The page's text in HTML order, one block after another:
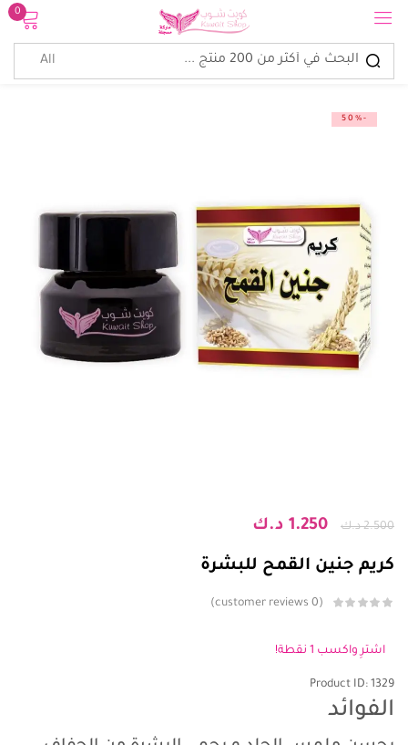
0
-50%
2.500 د.ك 1.250 د.ك
كريم جنين القمح للبشرة
0
اشترِ واكسب 1 نقطة!
Product ID: 1329
الفوائد
تسجيل الدخول
تذكرنى نسيت كلمة المرور؟
الدخول
إنشاء حساب